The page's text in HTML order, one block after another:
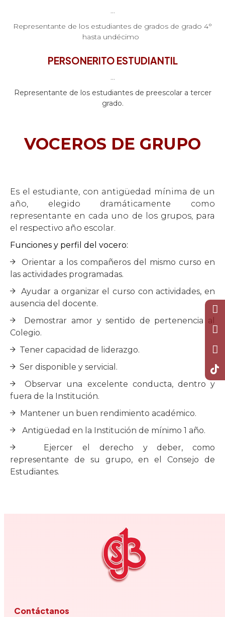
...
Representante de los estudiantes de grados de grado 4°
hasta undécimo
PERSONERITO ESTUDIANTIL
...
Representante de los estudiantes de preescolar a tercer
grado.
VOCEROS DE GRUPO
Es el estudiante, con antigüedad mínima de un
año, elegido dramáticamente como
representante en cada uno de los grupos, para
el respectivo año escolar.
Funciones y perfil del vocero:
Orientar a los compañeros del mismo curso en
las actividades programadas.
Ayudar a organizar el curso con actividades, en
ausencia del docente.
Demostrar amor y sentido de pertenencia al
Colegio.
Tener capacidad de liderazgo.
Ser disponible y servicial.
Observar una excelente conducta, dentro y
fuera de la Institución.
Mantener un buen rendimiento académico.
Antigüedad en la Institución de mínimo 1 año.
Ejercer el derecho y deber, como
representante de su grupo, en el Consejo de
Estudiantes.
Contáctanos